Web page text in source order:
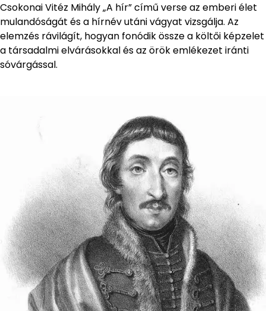
Csokonai Vitéz Mihály „A hír” című verse az emberi élet
mulandóságát és a hírnév utáni vágyat vizsgálja. Az
elemzés rávilágít, hogyan fonódik össze a költői képzelet
a társadalmi elvárásokkal és az örök emlékezet iránti
sóvárgással.